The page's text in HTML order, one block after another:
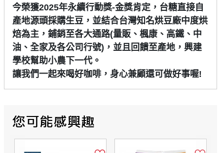
今榮獲2025年永續行動獎-金獎肯定，台糖直接自
產地源頭採購生豆，並結合台灣知名烘豆廠中度烘
焙為主，鋪銷至各大通路(量販、楓康、高鐵、中
油、全家及各公司行號)，並且回饋至產地，興建
學校幫助小農下一代。
讓我們一起來喝好咖啡，身心兼顧還可做好事喔!